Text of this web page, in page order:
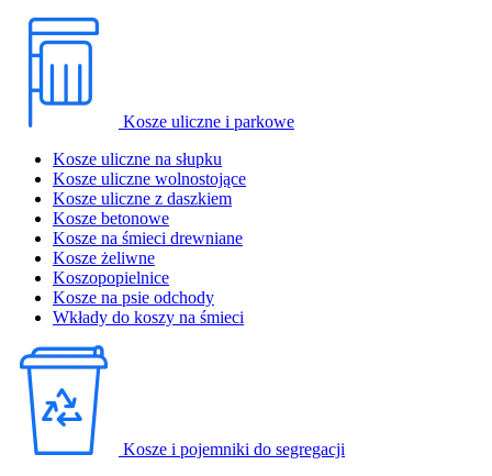
Kosze uliczne i parkowe
Kosze uliczne na słupku
Kosze uliczne wolnostojące
Kosze uliczne z daszkiem
Kosze betonowe
Kosze na śmieci drewniane
Kosze żeliwne
Koszopopielnice
Kosze na psie odchody
Wkłady do koszy na śmieci
Kosze i pojemniki do segregacji